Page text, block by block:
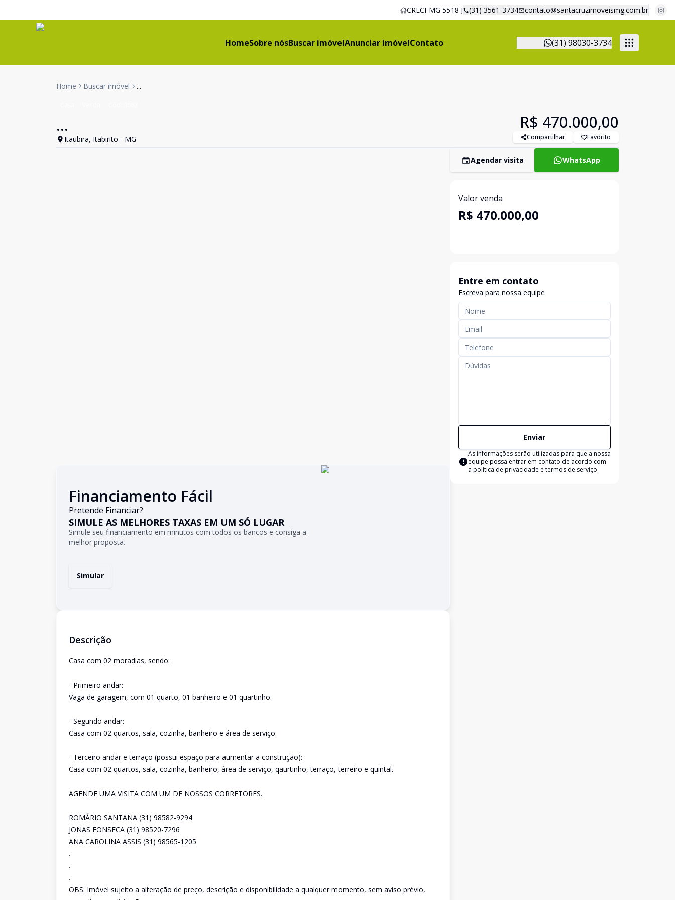
CRECI-MG 5518 J (31) 3561-3734 contato@santacruzimoveismg.com.br
HomeSobre nósBuscar imóvelAnunciar imóvelContato (31) 98030-3734
Home Buscar imóvel ...
...
Itaubira, Itabirito - MG
R$ 470.000,00
Compartilhar Favorito
Financiamento Fácil
Pretende Financiar?
SIMULE AS MELHORES TAXAS EM UM SÓ LUGAR
Simule seu financiamento em minutos com todos os bancos e consiga a
melhor proposta.
Simular
Descrição
Casa com 02 moradias, sendo:
- Primeiro andar:
Vaga de garagem, com 01 quarto, 01 banheiro e 01 quartinho.
- Segundo andar:
Casa com 02 quartos, sala, cozinha, banheiro e área de serviço.
- Terceiro andar e terraço (possui espaço para aumentar a construção):
Casa com 02 quartos, sala, cozinha, banheiro, área de serviço, qaurtinho, terraço, terreiro e quintal.
AGENDE UMA VISITA COM UM DE NOSSOS CORRETORES.
ROMÁRIO SANTANA (31) 98582-9294
JONAS FONSECA (31) 98520-7296
ANA CAROLINA ASSIS (31) 98565-1205
.
.
.
OBS: Imóvel sujeito a alteração de preço, descrição e disponibilidade a qualquer momento, sem aviso prévio,
Agendar visita WhatsApp
Valor venda
R$ 470.000,00
Entre em contato
Escreva para nossa equipe
Enviar
As informações serão utilizadas para que a nossa
equipe possa entrar em contato de acordo com
a política de privacidade e termos de serviço